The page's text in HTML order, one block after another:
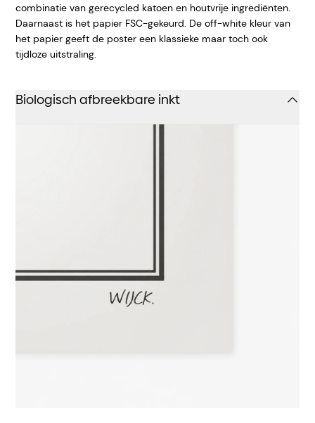
combinatie van gerecycled katoen en houtvrije ingrediënten.
Daarnaast is het papier FSC-gekeurd. De off-white kleur van
het papier geeft de poster een klassieke maar toch ook
tijdloze uitstraling.
Biologisch afbreekbare inkt